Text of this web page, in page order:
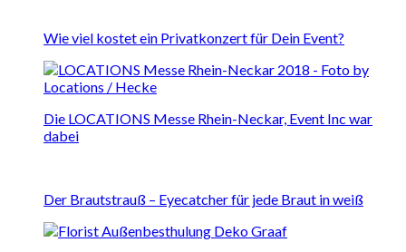
Wie viel kostet ein Privatkonzert für Dein Event?
Die LOCATIONS Messe Rhein-Neckar, Event Inc war
dabei
Der Brautstrauß – Eyecatcher für jede Braut in weiß